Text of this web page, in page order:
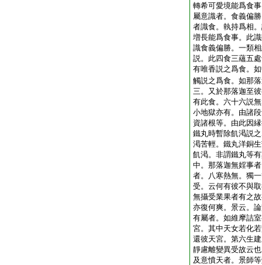
轉希可愛境能爲食
屬意識者。食義偏
者識食。執持爲相
増長能爲食事。此
識食義偏勝。一類
説。此四食三蘊五
有唯香説之爲食。
觸説之爲食。如那
三。又於那落迦至
有此食。六十六説
小地獄亦有。由諸
資諸根等。由此因
鐵丸時暫除飢渇説
渇苦輕。鐵丸洋銅
飢渇。非謂鐵丸等
中。那落迦無婬事
者。八寒熱無。獨
受。云何有彼不與
無攝受業果者有之
亦復何爽。景云。
有屬者。如維摩詰
宮。其中天女若化
還彼天宮。第六生
靜慮離變異受故云
及意憤天者。景師